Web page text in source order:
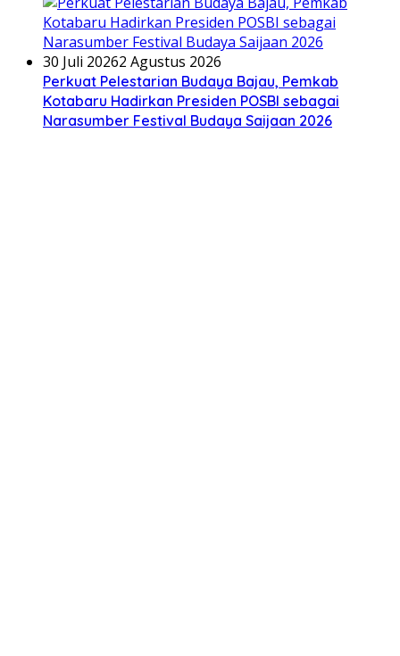
30 Juli 20262 Agustus 2026
Perkuat Pelestarian Budaya Bajau, Pemkab
Kotabaru Hadirkan Presiden POSBI sebagai
Narasumber Festival Budaya Saijaan 2026